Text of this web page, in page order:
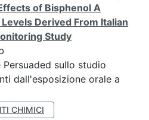
of Bisphenol A
Derived From Italian
Study
sullo studio
dall'esposizione orale a
CHIMICI